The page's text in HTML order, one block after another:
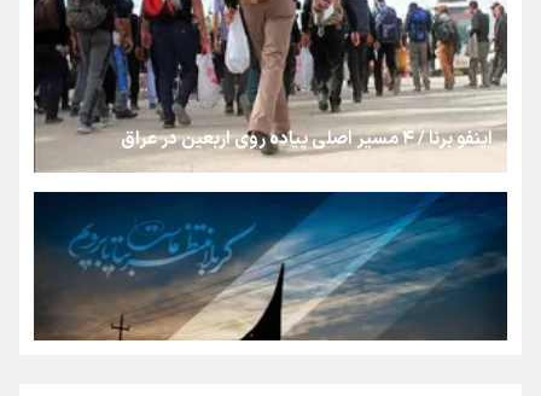
از طلوع خیابان‌ها تا غروب اشک
جمله‌ای که بغض چهارماهه را شکست؛ «آهای مردم، آقا از
تهران رفتند»
سه حسرتی که به دلم ماند
اینفو برنا / ۴ مسیر اصلی پیاده روی اربعین در عراق